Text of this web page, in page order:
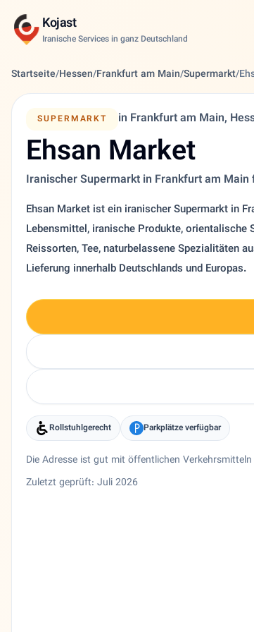
Kojast
Iranische Services in ganz Deutschland
Startseite/Hessen/Frankfurt am Main/Supermarkt/
SUPERMARKT in Frankfurt am Main,
Ehsan Market
Iranischer Supermarkt in Frankfurt am
Ehsan Market ist ein iranischer Supermarkt in
Lebensmittel, iranische Produkte, orientalische
Reissorten, Tee, naturbelassene Spezialitäten
Lieferung innerhalb Deutschlands und Europas.
Rollstuhlgerecht Parkplätze verfügbar
Die Adresse ist gut mit öffentlichen
Zuletzt geprüft: Juli 2026
Supermarkt Ehsan Market in Frankfurt am